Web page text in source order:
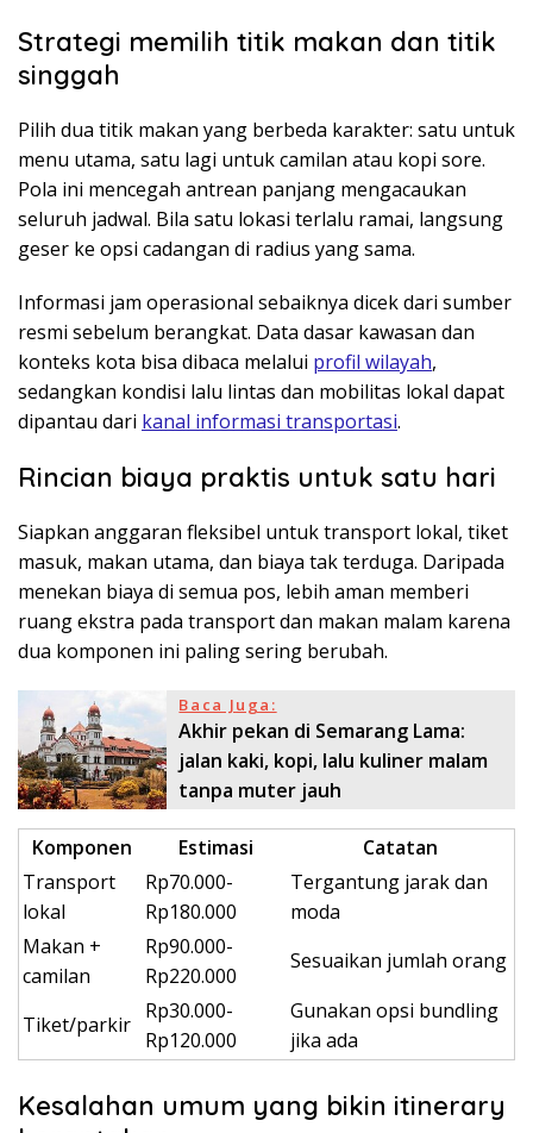
Strategi memilih titik makan dan titik
singgah
Pilih dua titik makan yang berbeda karakter: satu untuk
menu utama, satu lagi untuk camilan atau kopi sore.
Pola ini mencegah antrean panjang mengacaukan
seluruh jadwal. Bila satu lokasi terlalu ramai, langsung
geser ke opsi cadangan di radius yang sama.
Informasi jam operasional sebaiknya dicek dari sumber
resmi sebelum berangkat. Data dasar kawasan dan
konteks kota bisa dibaca melalui profil wilayah,
sedangkan kondisi lalu lintas dan mobilitas lokal dapat
dipantau dari kanal informasi transportasi.
Rincian biaya praktis untuk satu hari
Siapkan anggaran fleksibel untuk transport lokal, tiket
masuk, makan utama, dan biaya tak terduga. Daripada
menekan biaya di semua pos, lebih aman memberi
ruang ekstra pada transport dan makan malam karena
dua komponen ini paling sering berubah.
Baca Juga:
Akhir pekan di Semarang Lama:
jalan kaki, kopi, lalu kuliner malam
tanpa muter jauh
Komponen Estimasi
Catatan
Transport
lokal
Rp70.000-
Rp180.000
Tergantung jarak dan
moda
Makan +
camilan
Rp90.000-
Rp220.000
Sesuaikan jumlah orang
Tiket/parkir
Rp30.000-
Rp120.000
Gunakan opsi bundling
jika ada
Kesalahan umum yang bikin itinerary